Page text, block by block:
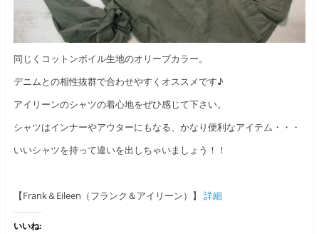
同じくコットンボイル生地のオリーブカラー。
デニムとの相性抜群で合わせやすくオススメです♪
アイリーンのシャツの着心地をぜひ感じて下さい。
シャツはインナーやアウターにもなる、かなり便利なアイテム・・・
いいシャツを持って違いを出しちゃいましょう！！
【Frank＆Eileen（フランク＆アイリーン）】 詳細
いいね: